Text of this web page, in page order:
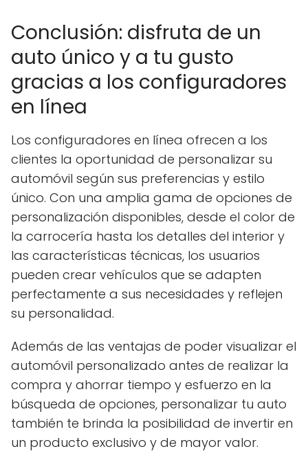
Conclusión: disfruta de un
auto único y a tu gusto
gracias a los configuradores
en línea
Los configuradores en línea ofrecen a los
clientes la oportunidad de personalizar su
automóvil según sus preferencias y estilo
único. Con una amplia gama de opciones de
personalización disponibles, desde el color de
la carrocería hasta los detalles del interior y
las características técnicas, los usuarios
pueden crear vehículos que se adapten
perfectamente a sus necesidades y reflejen
su personalidad.
Además de las ventajas de poder visualizar el
automóvil personalizado antes de realizar la
compra y ahorrar tiempo y esfuerzo en la
búsqueda de opciones, personalizar tu auto
también te brinda la posibilidad de invertir en
un producto exclusivo y de mayor valor.